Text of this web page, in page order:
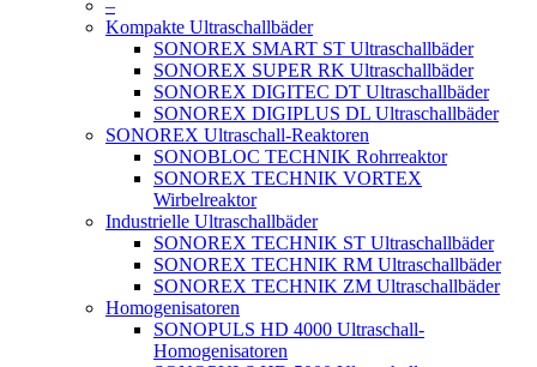
–
Kompakte Ultraschallbäder
SONOREX SMART ST Ultraschallbäder
SONOREX SUPER RK Ultraschallbäder
SONOREX DIGITEC DT Ultraschallbäder
SONOREX DIGIPLUS DL Ultraschallbäder
SONOREX Ultraschall-Reaktoren
SONOBLOC TECHNIK Rohrreaktor
SONOREX TECHNIK VORTEX
Wirbelreaktor
Industrielle Ultraschallbäder
SONOREX TECHNIK ST Ultraschallbäder
SONOREX TECHNIK RM Ultraschallbäder
SONOREX TECHNIK ZM Ultraschallbäder
Homogenisatoren
SONOPULS HD 4000 Ultraschall-
Homogenisatoren